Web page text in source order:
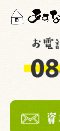
ホ
イ
家
家
施